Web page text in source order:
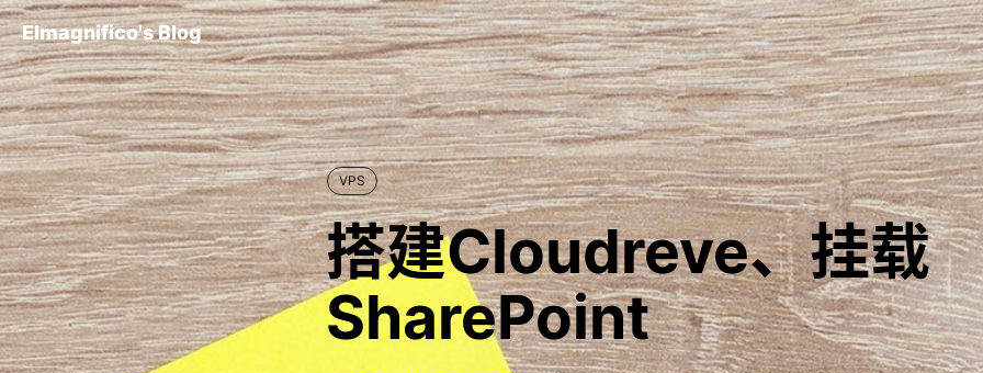
Elmagnifico's Blog
VPS
搭建Cloudreve、挂载
SharePoint